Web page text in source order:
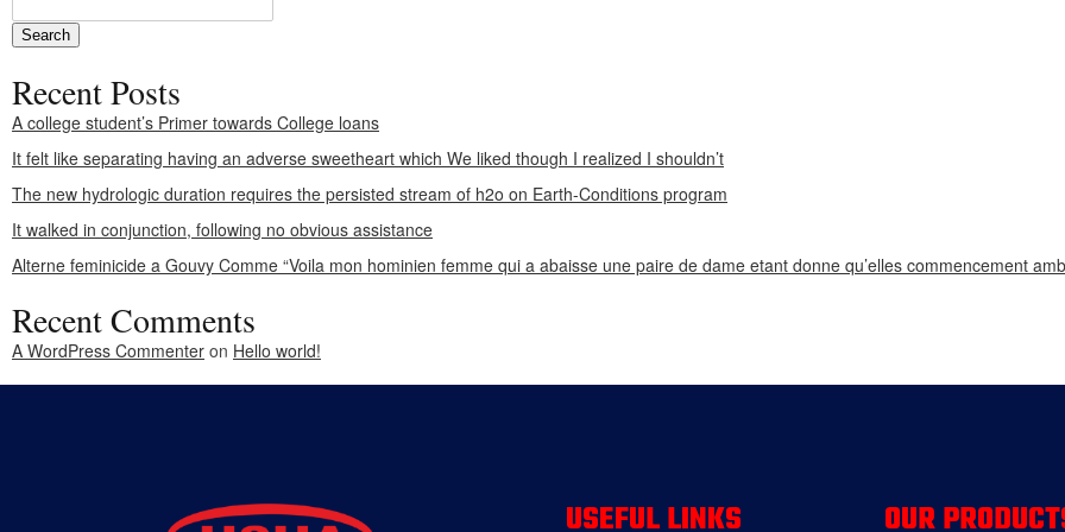
Recent Posts
A college student’s Primer towards College loans
It felt like separating having an adverse sweetheart which We liked though I realized I shouldn’t
The new hydrologic duration requires the persisted stream of h2o on Earth-Conditions program
It walked in conjunction, following no obvious assistance
Alterne feminicide a Gouvy Comme “Voila mon hominien femme qui a abaisse une paire de dame etant donne qu’elles commencement
Recent Comments
A WordPress Commenter on Hello world!
USEFUL LINKS OUR